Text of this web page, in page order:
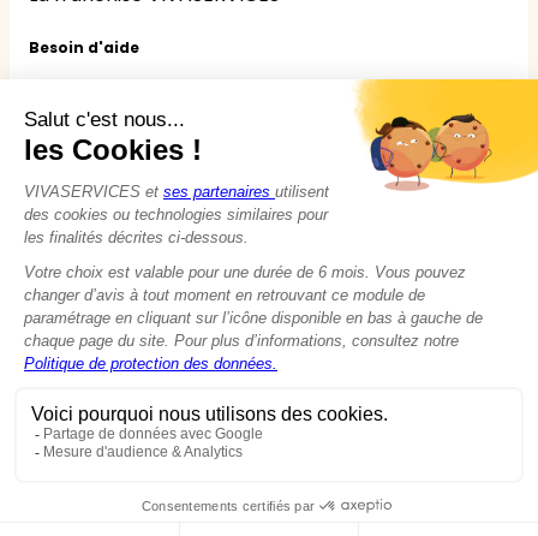
Besoin d'aide
Nous contacter
Nos services
Ménage
Repassage
Jardinage
Bricolage
Nounou
Seniors
Handicaps